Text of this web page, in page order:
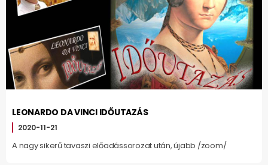
LEONARDO DA VINCI IDŐUTAZÁS
2020-11-21
A nagy sikerű tavaszi előadássorozat után, újabb /zoom/